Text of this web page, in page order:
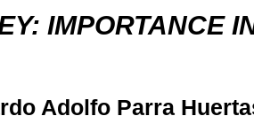
IMPORTANCE
Adolfo Parra